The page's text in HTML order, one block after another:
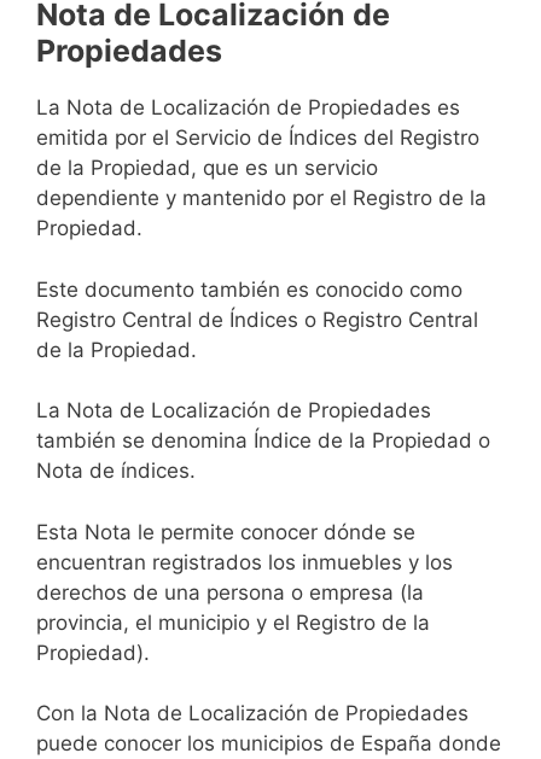
Nota de Localización de
Propiedades
La Nota de Localización de Propiedades es
emitida por el Servicio de Índices del Registro
de la Propiedad, que es un servicio
dependiente y mantenido por el Registro de la
Propiedad.
Este documento también es conocido como
Registro Central de Índices o Registro Central
de la Propiedad.
La Nota de Localización de Propiedades
también se denomina Índice de la Propiedad o
Nota de índices.
Esta Nota le permite conocer dónde se
encuentran registrados los inmuebles y los
derechos de una persona o empresa (la
provincia, el municipio y el Registro de la
Propiedad).
Con la Nota de Localización de Propiedades
puede conocer los municipios de España donde